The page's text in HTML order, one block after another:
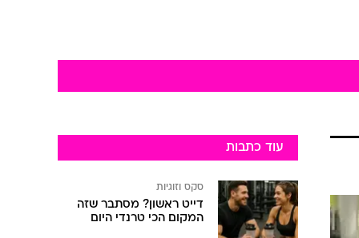
עוד כתבות
סקס וזוגיות
דייט ראשון? מסתבר שזה
המקום הכי טרנדי היום